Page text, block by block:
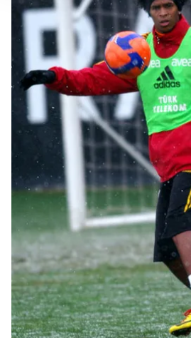
takdirde, kullanıcılara hedefli
gösterilmeyecektir."
Sizlere daha iyi bir hizmet
Sitemizde kendimize ve üçüncü
kullanılmaktadır. Bu çerezler
verileriniz işlenmekte olup gerekli
toplumu hizmetlerinin sunulması
kullanılmaktadır. Diğer çerezler,
kılınması ve kişiselleştirilmesi ve
reklam/pazarlama faaliyetlerinin
sınırlı olarak açık rızanız dahilinde
Çerezlere ilişkin tercihlerinizi
vasıtasıyla belirleyebilirsiniz.
için Ayarlar butonuna tıklayabilir,
Metnimizi
ziyaret edebilirsiniz.
6698 sayılı Kişisel Verilerin